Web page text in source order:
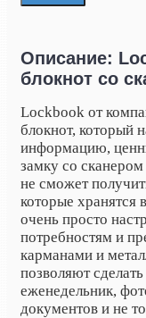
Описание:
блокнот со
Lockbook от
блокнот, который
информацию,
замку со
не сможет
которые хранятся
очень просто
потребностям и
карманами и
позволяют
еженедельник,
документов и не